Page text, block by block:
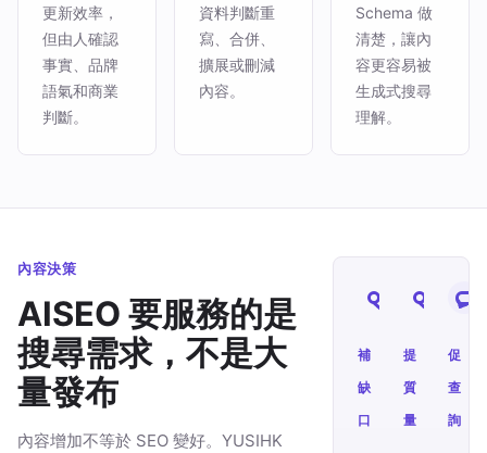
更新效率，
但由人確認
事實、品牌
語氣和商業
判斷。
資料判斷重
寫、合併、
擴展或刪減
內容。
Schema 做
清楚，讓內
容更容易被
生成式搜尋
理解。
內容決策
AISEO 要服務的是
搜尋需求，不是大
量發布
內容增加不等於 SEO 變好。YUSIHK
補
缺
口
提
質
量
促
查
詢